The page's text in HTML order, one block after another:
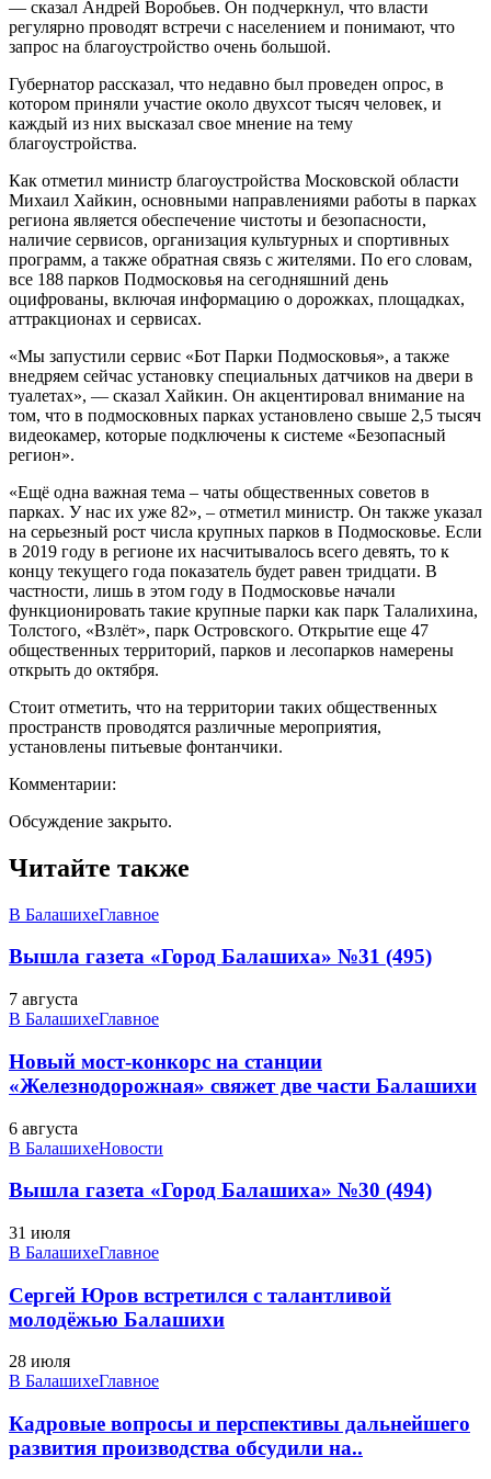
— сказал Андрей Воробьев. Он подчеркнул, что власти
регулярно проводят встречи с населением и понимают, что
запрос на благоустройство очень большой.
Губернатор рассказал, что недавно был проведен опрос, в
котором приняли участие около двухсот тысяч человек, и
каждый из них высказал свое мнение на тему
благоустройства.
Как отметил министр благоустройства Московской области
Михаил Хайкин, основными направлениями работы в парках
региона является обеспечение чистоты и безопасности,
наличие сервисов, организация культурных и спортивных
программ, а также обратная связь с жителями. По его словам,
все 188 парков Подмосковья на сегодняшний день
оцифрованы, включая информацию о дорожках, площадках,
аттракционах и сервисах.
«Мы запустили сервис «Бот Парки Подмосковья», а также
внедряем сейчас установку специальных датчиков на двери в
туалетах», — сказал Хайкин. Он акцентировал внимание на
том, что в подмосковных парках установлено свыше 2,5 тысяч
видеокамер, которые подключены к системе «Безопасный
регион».
«Ещё одна важная тема – чаты общественных советов в
парках. У нас их уже 82», – отметил министр. Он также указал
на серьезный рост числа крупных парков в Подмосковье. Если
в 2019 году в регионе их насчитывалось всего девять, то к
концу текущего года показатель будет равен тридцати. В
частности, лишь в этом году в Подмосковье начали
функционировать такие крупные парки как парк Талалихина,
Толстого, «Взлёт», парк Островского. Открытие еще 47
общественных территорий, парков и лесопарков намерены
открыть до октября.
Стоит отметить, что на территории таких общественных
пространств проводятся различные мероприятия,
установлены питьевые фонтанчики.
Комментарии:
Обсуждение закрыто.
Читайте также
В БалашихеГлавное
Вышла газета «Город Балашиха» №31 (495)
7 августа
В БалашихеГлавное
Новый мост-конкорс на станции
«Железнодорожная» свяжет две части Балашихи
6 августа
В БалашихеНовости
Вышла газета «Город Балашиха» №30 (494)
31 июля
В БалашихеГлавное
Сергей Юров встретился с талантливой
молодёжью Балашихи
28 июля
В БалашихеГлавное
Кадровые вопросы и перспективы дальнейшего
развития производства обсудили на..